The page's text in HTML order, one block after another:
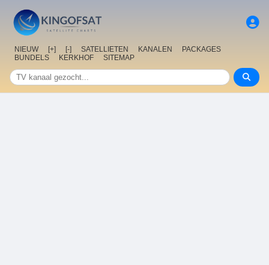
NIEUW [+] [-] SATELLIETEN KANALEN
PACKAGES
BUNDELS
KERKHOF SITEMAP